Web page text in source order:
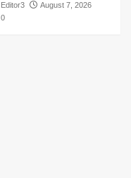
Editor3
August 7, 2026
0